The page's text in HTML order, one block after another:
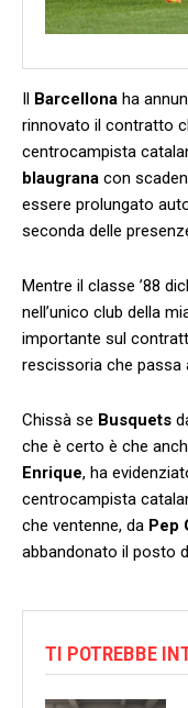
Il Barcellona ha
rinnovato il contratto
centrocampista
blaugrana con
essere prolungato
seconda delle
Mentre il classe ’88
nell’unico club della
importante sul
rescissoria che passa
Chissà se Busquets
che è certo è che
Enrique, ha
centrocampista
che ventenne, da Pep
abbandonato il posto
TI POTREBBE